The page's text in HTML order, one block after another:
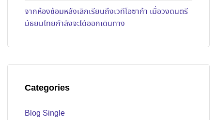
จากห้องซ้อมหลังเลิกเรียนถึงเวทีโอซาก้า เมื่อวงดนตรี
มัธยมไทยกำลังจะได้ออกเดินทาง
Categories
Blog Single